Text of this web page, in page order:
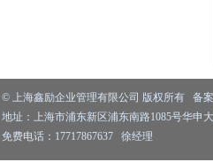
© 上海鑫励企业管理有限公司 版权所有 备案
地址：上海市浦东新区浦东南路1085号华申
免费电话：17717867637 徐经理